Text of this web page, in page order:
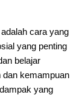
cara yang
yang penting
belajar
dan kemampuan
yang